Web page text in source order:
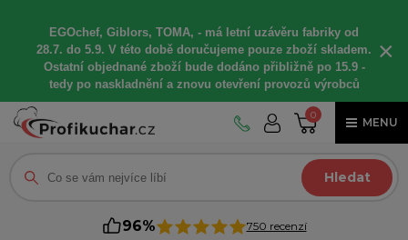
EGOchef, Giblors, TOMA, - má letní uzávěru fabriky od
28.7. do 5.9. V této době doručujeme pouze zboží skladem.
Ostatní objednané zboží bude dodáno přibližně po 15.9 -
tedy po naskladnění a znovu otevření provozů výrobců
×
0
MENU
Hledat
96% 750 recenzí